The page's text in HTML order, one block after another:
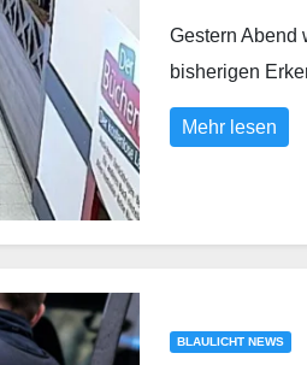
Gestern Abend
bisherigen
Mehr lesen
BLAULICHT NEWS